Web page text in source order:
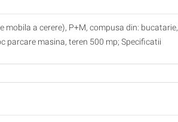
a cerere), P+M, compusa din: bucatarie,
parcare masina, teren 500 mp; Specificatii